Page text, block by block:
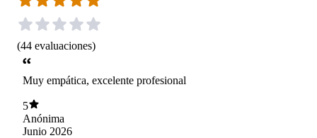
(44 evaluaciones)
Muy empática, excelente profesional
5
Anónima
Junio 2026